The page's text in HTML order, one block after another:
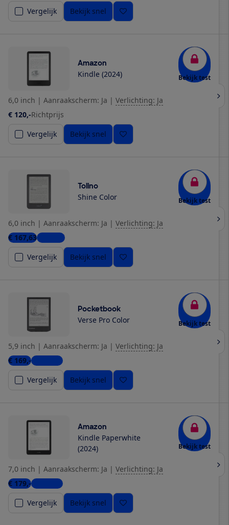
Vergelijk
Bekijk snel
Amazon
Kindle (2024) Bekijk test
6,0 inch | Aanraakscherm: Ja | Verlichting: Ja
€ 120,-Richtprijs
Vergelijk
Bekijk snel
Tolino
Shine Color Bekijk test
6,0 inch | Aanraakscherm: Ja | Verlichting: Ja
€ 167,631 winkel
Vergelijk
Bekijk snel
Pocketbook
Verse Pro Color Bekijk test
5,9 inch | Aanraakscherm: Ja | Verlichting: Ja
€ 169,-5 winkels
Vergelijk
Bekijk snel
Amazon
Kindle Paperwhite
(2024)
Bekijk test
7,0 inch | Aanraakscherm: Ja | Verlichting: Ja
€ 179,-2 winkels
Vergelijk
Bekijk snel